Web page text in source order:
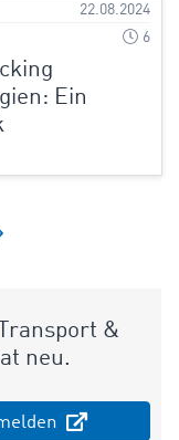
22.08.2024
6
Ein
&
neu.